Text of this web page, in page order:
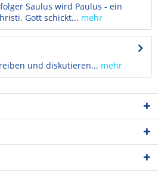
Saulus wird Paulus - ein
Gott schickt... mehr
und diskutieren... mehr